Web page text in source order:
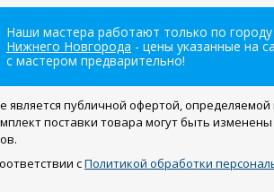
Наши мастера работают только по
Нижнего Новгорода - цены указанные на
с мастером предварительно!
публичной офертой,
поставки товара могут быть
сПолитикой обработки